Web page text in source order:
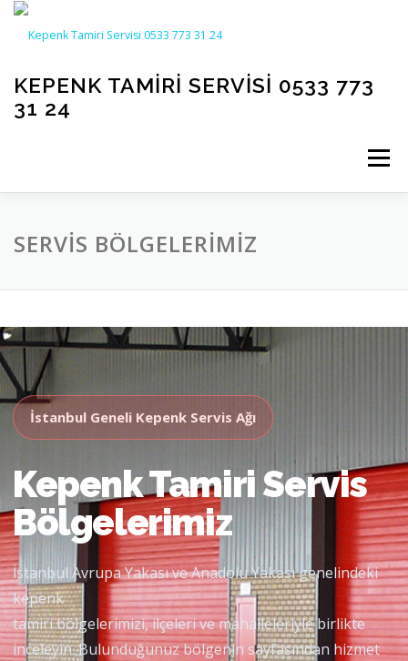
İçeriğe
KEPENK TAMIRI SERVISI 0533 773
31 24
Menü
SERVIS BÖLGELERIMIZ
İstanbul Geneli Kepenk Servis Ağı
Kepenk Tamiri Servis
Bölgelerimiz
İstanbul Avrupa Yakası ve Anadolu Yakası genelindeki
kepenk
tamiri bölgelerimizi, ilçeleri ve mahalleleriyle birlikte
inceleyin. Bulunduğunuz bölgenin sayfasından hizmet